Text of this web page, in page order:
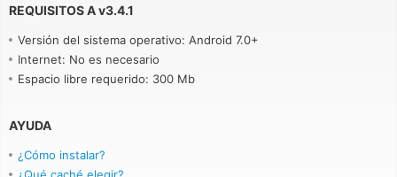
REQUISITOS Av3.4.1
Versión del sistema operativo: Android 7.0+
Internet: No es necesario
Espacio libre requerido: 300 Mb
AYUDA
¿Cómo instalar?